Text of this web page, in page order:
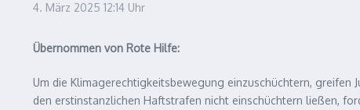
4. März 2025 12:14 Uhr
Übernommen von Rote Hilfe:
Um die Klimagerechtigkeitsbewegung einzuschüchtern,
den erstinstanzlichen Haftstrafen nicht einschüchtern ließen,